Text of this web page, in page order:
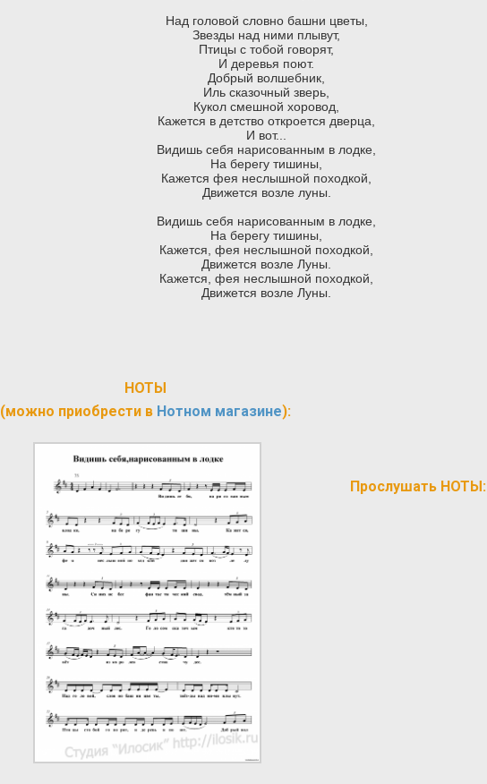
Над головой словно башни цветы,
Звезды над ними плывут,
Птицы с тобой говорят,
И деревья поют.
Добрый волшебник,
Иль сказочный зверь,
Кукол смешной хоровод,
Кажется в детство откроется дверца,
И вот...
Видишь себя нарисованным в лодке,
На берегу тишины,
Кажется фея неслышной походкой,
Движется возле луны.
Видишь себя нарисованным в лодке,
На берегу тишины,
Кажется, фея неслышной походкой,
Движется возле Луны.
Кажется, фея неслышной походкой,
Движется возле Луны.
НОТЫ
(можно приобрести в Нотном магазине):
Прослушать НОТЫ: